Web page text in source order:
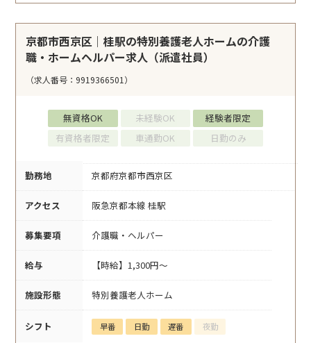
京都市西京区｜桂駅の特別養護老人ホームの介護
職・ホームヘルパー求人（派遣社員）
（求人番号：9919366501）
無資格OK 未経験OK
経験者限定
有資格者限定
車通勤OK 日勤のみ
勤務地 京都府京都市西京区
アクセス 阪急京都本線 桂駅
募集要項 介護職・ヘルパー
給与 【時給】1,300円～
施設形態 特別養護老人ホーム
シフト 早番 日勤 遅番 夜勤